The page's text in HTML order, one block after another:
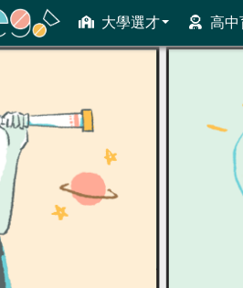
大學選才 高中